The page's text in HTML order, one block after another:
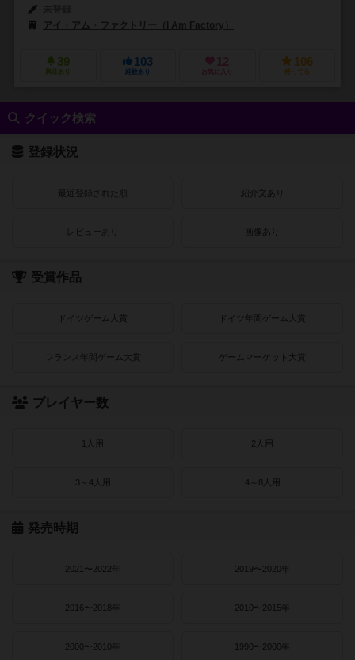
アイ・アム・ファクトリー（I Am Factory）
39
興味あり
103
経験あり
12
お気に入り
106
持ってる
クイック検索
登録状況
最近登録された順 紹介文あり
レビューあり 画像あり
受賞作品
ドイツゲーム大賞 ドイツ年間ゲーム大賞
フランス年間ゲーム大賞 ゲームマーケット大賞
プレイヤー数
1人用 2人用
3～4人用 4～8人用
発売時期
2021〜2022年 2019〜2020年
2016〜2018年 2010〜2015年
2000〜2010年 1990〜2000年